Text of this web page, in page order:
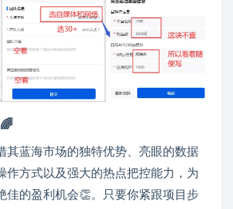
其蓝海市场的独特优势、亮眼的数据
作方式以及强大的热点把控能力，为
佳的盈利机会👏。只要你紧跟项目步